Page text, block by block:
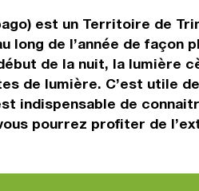
est un Territoire de
long de l’année de façon
de la nuit, la lumière
de lumière. C’est utile
indispensable de
pourrez profiter de